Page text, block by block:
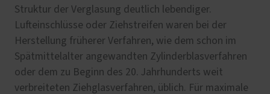
Struktur der Verglasung deutlich lebendiger.
Lufteinschlüsse oder Ziehstreifen waren bei der
Herstellung früherer Verfahren, wie dem schon im
Spätmittelalter angewandten Zylinderblasverfahren
oder dem zu Beginn des 20. Jahrhunderts weit
verbreiteten Ziehglasverfahren, üblich. Für maximale